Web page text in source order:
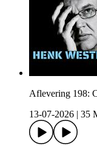
Aflevering 198:
13-07-2026
35